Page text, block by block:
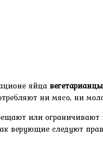
яйца вегетарианцы
ни мясо, ни
или ограничивают
верующие следуют